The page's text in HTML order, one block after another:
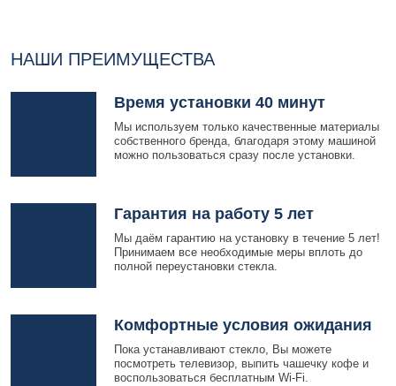
НАШИ ПРЕИМУЩЕСТВА
Время установки 40 минут
Мы используем только качественные материалы
собственного бренда, благодаря этому машиной
можно пользоваться сразу после установки.
Гарантия на работу 5 лет
Мы даём гарантию на установку в течение 5 лет!
Принимаем все необходимые меры вплоть до
полной переустановки стекла.
Комфортные условия ожидания
Пока устанавливают стекло, Вы можете
посмотреть телевизор, выпить чашечку кофе и
воспользоваться бесплатным Wi-Fi.